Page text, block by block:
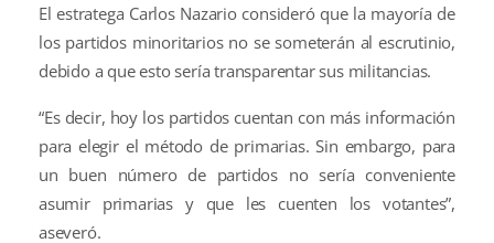
El estratega Carlos Nazario consideró que la mayoría de
los partidos minoritarios no se someterán al escrutinio,
debido a que esto sería transparentar sus militancias.
“Es decir, hoy los partidos cuentan con más información
para elegir el método de primarias. Sin embargo, para
un buen número de partidos no sería conveniente
asumir primarias y que les cuenten los votantes”,
aseveró.